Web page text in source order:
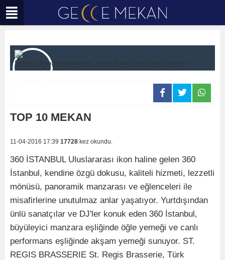
TOP 10 MEKAN
11-04-2016 17:39 17728 kez okundu.
360 İSTANBUL Uluslararası ikon haline gelen 360
İstanbul, kendine özgü dokusu, kaliteli hizmeti, lezzetli
mönüsü, panoramik manzarası ve eğlenceleri ile
misafirlerine unutulmaz anlar yaşatıyor. Yurtdışından
ünlü sanatçılar ve DJ'ler konuk eden 360 İstanbul,
büyüleyici manzara eşliğinde öğle yemeği ve canlı
performans eşliğinde akşam yemeği sunuyor. ST.
REGIS BRASSERIE St. Regis Brasserie, Türk